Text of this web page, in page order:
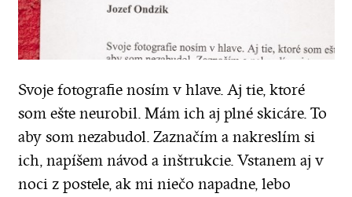
Svoje fotografie nosím v hlave. Aj tie, ktoré
som ešte neurobil. Mám ich aj plné skicáre. To
aby som nezabudol. Zaznačím a nakreslím si
ich, napíšem návod a inštrukcie. Vstanem aj v
noci z postele, ak mi niečo napadne, lebo